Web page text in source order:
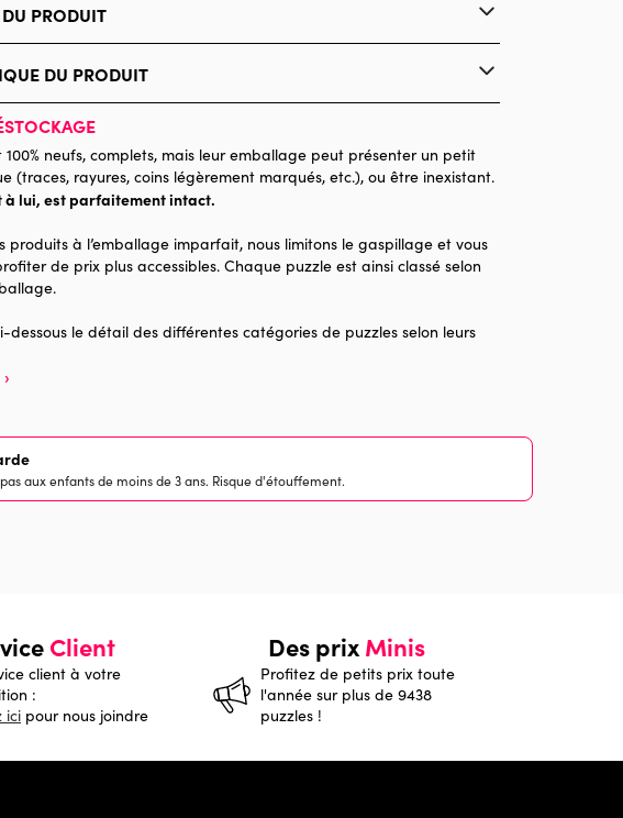
PRODUIT
DU PRODUIT
Bluebird Puzzle
Puzzle pour Adultes (500 à 48.000 pièces)
3000 pièces
100% neufs, complets, mais leur emballage peut présenter un petit
(traces, rayures, coins légèrement marqués, etc.), ou être inexistant.
à lui, est parfaitement intact.
produits à l’emballage imparfait, nous limitons le gaspillage et vous
de prix plus accessibles. Chaque puzzle est ainsi classé selon
dessous le détail des différentes catégories de puzzles selon leurs
›
aux enfants de moins de 3 ans. Risque d'étouffement.
Client
client à votre
:
ici pour nous joindre
Des prixMinis
Profitez de petits prix toute
l'année sur plus de 9438
puzzles !